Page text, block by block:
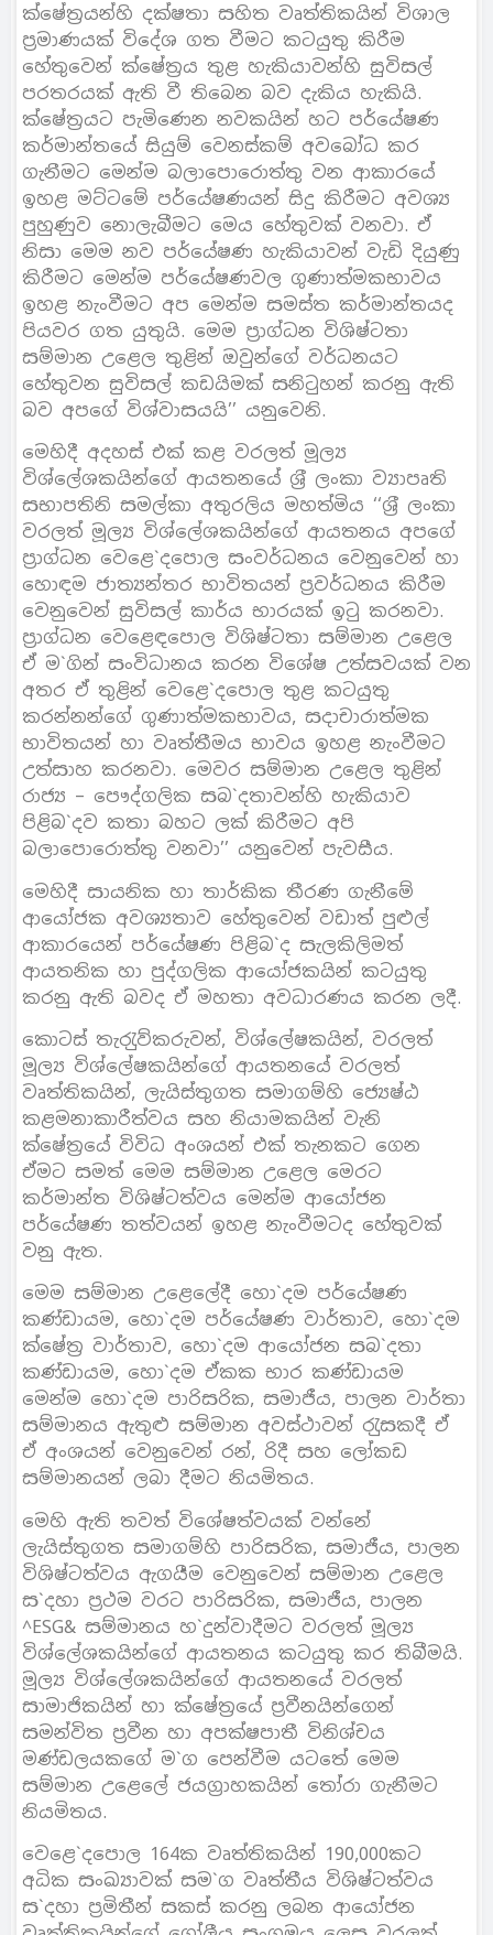
ක්ෂේත‍්‍රයන්හි දක්ෂතා සහිත වෘත්තිකයින් විශාල
ප‍්‍රමාණයක් විදේශ ගත වීමට කටයුතු කිරීම
හේතුවෙන් ක්ෂේත‍්‍රය තුළ හැකියාවන්හි සුවිසල්
පරතරයක් ඇති වී තිබෙන බව දැකිය හැකියි.
ක්ෂේත‍්‍රයට පැමිණෙන නවකයින් හට පර්යේෂණ
කර්මාන්තයේ සියුම් වෙනස්කම් අවබෝධ කර
ගැනීමට මෙන්ම බලාපොරොත්තු වන ආකාරයේ
ඉහළ මට්ටමේ පර්යේෂණයන් සිදු කිරීමට අවශ්‍ය
පුහුණුව නොලැබීමට මෙය හේතුවක් වනවා. ඒ
නිසා මෙම නව පර්යේෂණ හැකියාවන් වැඩි දියුණු
කිරීමට මෙන්ම පර්යේෂණවල ගුණාත්මකභාවය
ඉහළ නැංවීමට අප මෙන්ම සමස්ත කර්මාන්තයද
පියවර ගත යුතුයි. මෙම ප‍්‍රාග්ධන විශිෂ්ටතා
සම්මාන උළෙල තුළින් ඔවුන්ගේ වර්ධනයට
හේතුවන සුවිසල් කඩයිමක් සනිටුහන් කරනු ඇති
බව අපගේ විශ්වාසයයි’’ යනුවෙනි.
මෙහිදී අදහස් එක් කළ වරලත් මූල්‍ය
විශ්ලේශකයින්ගේ ආයතනයේ ශ‍්‍රී ලංකා ව්‍යාපෘති
සභාපතිනි සමල්කා අතුරලිය මහත්මිය ‘‘ශ‍්‍රී ලංකා
වරලත් මූල්‍ය විශ්ලේශකයින්ගේ ආයතනය අපගේ
ප‍්‍රාග්ධන වෙළෙ`දපොල සංවර්ධනය වෙනුවෙන් හා
හොඳම ජාත්‍යන්තර භාවිතයන් ප‍්‍රවර්ධනය කිරීම
වෙනුවෙන් සුවිසල් කාර්ය භාරයක් ඉටු කරනවා.
ප‍්‍රාග්ධන වෙළෙඳපොල විශිෂ්ටතා සම්මාන උළෙල
ඒ ම`ගින් සංවිධානය කරන විශේෂ උත්සවයක් වන
අතර ඒ තුළින් වෙළෙ`දපොල තුළ කටයුතු
කරන්නන්ගේ ගුණාත්මකභාවය, සදාචාරාත්මක
භාවිතයන් හා වෘත්තීමය භාවය ඉහළ නැංවීමට
උත්සාහ කරනවා. මෙවර සම්මාන උළෙල තුළින්
රාජ්‍ය – පෞද්ගලික සබ`දතාවන්හි හැකියාව
පිළිබ`දව කතා බහට ලක් කිරීමට අපි
බලාපොරොත්තු වනවා’’ යනුවෙන් පැවසීය.
මෙහිදී සායනික හා තාර්කික තීරණ ගැනීමේ
ආයෝජක අවශ්‍යතාව හේතුවෙන් වඩාත් පුළුල්
ආකාරයෙන් පර්යේෂණ පිළිබ`ද සැලකිලිමත්
ආයතනික හා පුද්ගලික ආයෝජකයින් කටයුතු
කරනු ඇති බවද ඒ මහතා අවධාරණය කරන ලදී.
කොටස් තැරැුව්කරුවන්, විශ්ලේෂකයින්, වරලත්
මූල්‍ය විශ්ලේෂකයින්ගේ ආයතනයේ වරලත්
වෘත්තිකයින්, ලැයිස්තුගත සමාගම්හි ජ්‍යෙෂ්ඨ
කළමනාකාරීත්වය සහ නියාමකයින් වැනි
ක්ෂේත‍්‍රයේ විවිධ අංශයන් එක් තැනකට ගෙන
ඒමට සමත් මෙම සම්මාන උළෙල මෙරට
කර්මාන්ත විශිෂ්ටත්වය මෙන්ම ආයෝජන
පර්යේෂණ තත්වයන් ඉහළ නැංවීමටද හේතුවක්
වනු ඇත.
මෙම සම්මාන උළෙලේදී හො`දම පර්යේෂණ
කණ්ඩායම, හො`දම පර්යේෂණ වාර්තාව, හො`දම
ක්ෂේත‍්‍ර වාර්තාව, හො`දම ආයෝජන සබ`දතා
කණ්ඩායම, හො`දම ඒකක භාර කණ්ඩායම
මෙන්ම හො`දම පාරිසරික, සමාජීය, පාලන වාර්තා
සම්මානය ඇතුළු සම්මාන අවස්ථාවන් රැුසකදී ඒ
ඒ අංශයන් වෙනුවෙන් රන්, රිදී සහ ලෝකඩ
සම්මානයන් ලබා දීමට නියමිතය.
මෙහි ඇති තවත් විශේෂත්වයක් වන්නේ
ලැයිස්තුගත සමාගම්හි පාරිසරික, සමාජීය, පාලන
විශිෂ්ටත්වය ඇගයීම වෙනුවෙන් සම්මාන උළෙල
ස`දහා ප‍්‍රථම වරට පාරිසරික, සමාජීය, පාලන
^ESG& සම්මානය හ`දුන්වාදීමට වරලත් මූල්‍ය
විශ්ලේශකයින්ගේ ආයතනය කටයුතු කර තිබීමයි.
මූල්‍ය විශ්ලේශකයින්ගේ ආයතනයේ වරලත්
සාමාජිකයින් හා ක්ෂේත‍්‍රයේ ප‍්‍රවීනයින්ගෙන්
සමන්විත ප‍්‍රවීන හා අපක්ෂපාතී විනිශ්චය
මණ්ඩලයකගේ ම`ග පෙන්වීම යටතේ මෙම
සම්මාන උළෙලේ ජයග‍්‍රාහකයින් තෝරා ගැනීමට
නියමිතය.
වෙළෙ`දපොල 164ක වෘත්තිකයින් 190,000කට
අධික සංඛ්‍යාවක් සම`ග වෘත්තීය විශිෂ්ටත්වය
ස`දහා ප‍්‍රමිතීන් සකස් කරනු ලබන ආයෝජන